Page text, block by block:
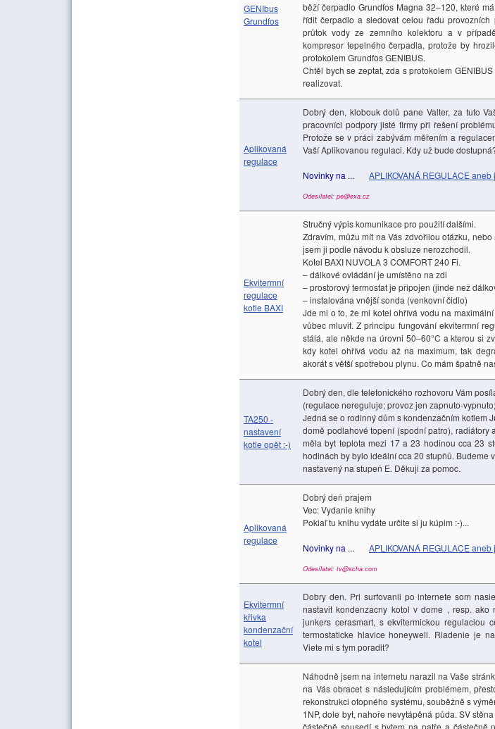
GENIbus
Grundfos
běží čerpadlo Grundfos Magna 32–120, které
řídit čerpadlo a sledovat celou řadu
průtok vody ze zemního kolektoru a v
kompresor tepelného čerpadla, protože by
protokolem Grundfos GENIBUS.
Chtěl bych se zeptat, zda s protokolem
realizovat.
Aplikovaná
regulace
Dobrý den, klobouk dolů pane Valter, za tuto
pracovníci podpory jisté firmy při řešení
Protože se v práci zabývám měřením a
Vaší Aplikovanou regulaci. Kdy už bude
Novinky na ... APLIKOVANÁ REGULACE
Odesílatel: pe@exa.cz
Ekvitermní
regulace
kotle BAXI
Stručný výpis komunikace pro použití dalšími.
Zdravím, můžu mít na Vás zdvořilou otázku,
jsem ji podle návodu k obsluze nerozchodil.
Kotel BAXI NUVOLA 3 COMFORT 240 Fi.
– dálkové ovládání je umístěno na zdi
– prostorový termostat je připojen (jinde než
– instalována vnější sonda (venkovní čidlo)
Jde mi o to, že mi kotel ohřívá vodu na
vůbec mluvit. Z principu fungování ekvitermní
stálá, ale někde na úrovni 50–60°C a kterou si
kdy kotel ohřívá vodu až na maximum, tak
akorát s větší spotřebou plynu. Co mám špatně
TA250 -
nastavení
kotle opět :-)
Dobrý den, dle telefonického rozhovoru Vám
(regulace nereguluje; provoz jen zapnuto-
Jedná se o rodinný dům s kondenzačním kotlem
domě podlahové topení (spodní patro), radiátory
měla byt teplota mezi 17 a 23 hodinou cca 23
hodinách by bylo ideální cca 20 stupňů. Budeme
nastavený na stupeň E. Děkuji za pomoc.
Aplikovaná
regulace
Dobrý deň prajem
Vec: Vydanie knihy
Pokiaľ tu knihu vydáte určite si ju kúpim :-)...
Novinky na ... APLIKOVANÁ REGULACE
Odesílatel: tv@scha.com
Ekvitermní
křivka
kondenzační
kotel
Dobry den. Pri surfovanii po internete som
nastavit kondenzacny kotol v dome , resp. ako
junkers cerasmart, s ekvitermickou regulaciou
termostaticke hlavice honeywell. Riadenie je
Viete mi s tym poradit?
Náhodně jsem na internetu narazil na Vaše
na Vás obracet s následujícím problémem,
rekonstrukci otopného systému, souběžně s
1NP, dole byt, nahoře nevytápěná půda. SV
částečně sousedí s bytem na patře a částečně